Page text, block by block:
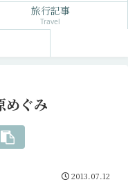
旅行記事
Travel
ぐみ
2013.07.12